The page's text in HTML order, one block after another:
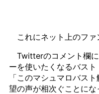
これにネット上のファ
Twitterのコメント欄
ーを使いたくなるバス
「このマシュマロバス
望の声が相次ぐことにな